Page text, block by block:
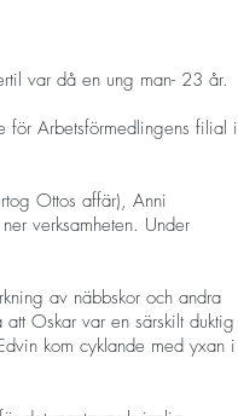
var då en ung man- 23 år.
för Arbetsförmedlingens filial i
Ottos affär), Anni
verksamheten. Under
av näbbskor och andra
Oskar var en särskilt duktig
kom cyklande med yxan i